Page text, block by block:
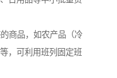
商品，如农产品（冷
，可利用班列固定班